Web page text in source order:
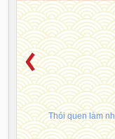
Thói quen làm